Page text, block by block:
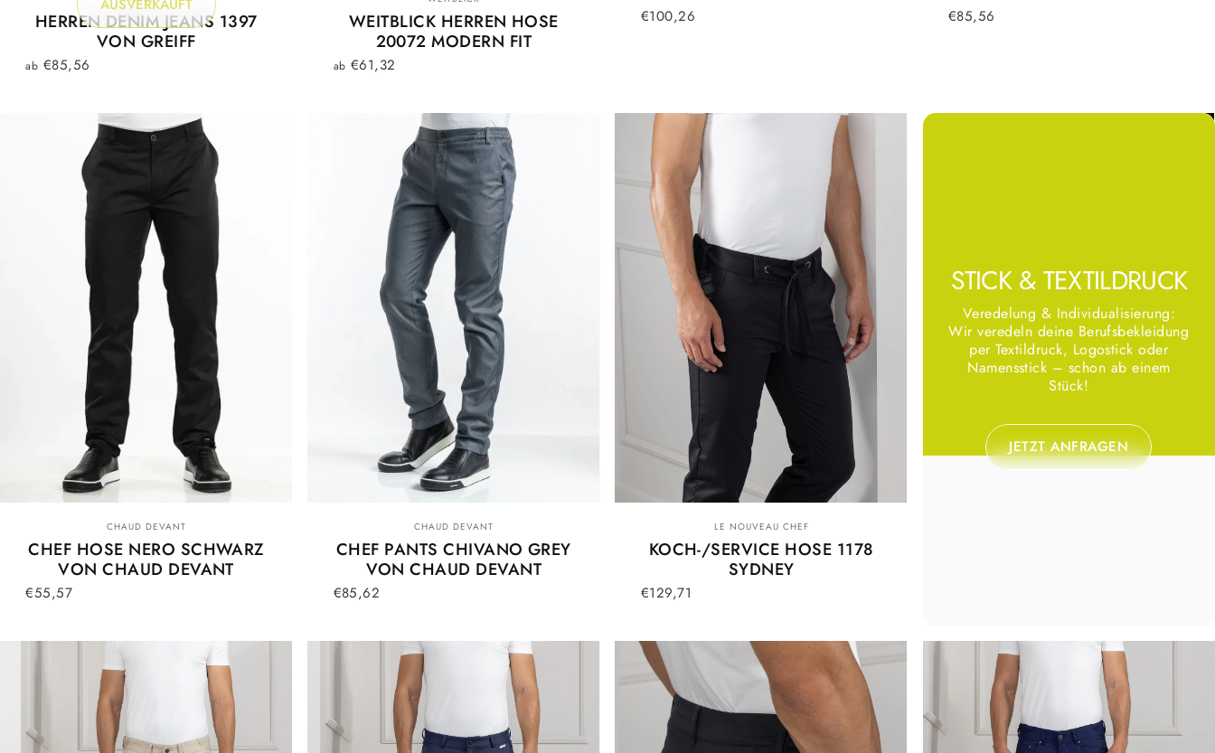
AUSVERKAUFT
HERREN DENIM JEANS 1397
VON GREIFF
ab €85,56
WEITBLICK HERREN HOSE
20072 MODERN FIT
ab €61,32
€100,26 €85,56
Anbieter:
CHAUD DEVANT
CHEF HOSE NERO SCHWARZ
VON CHAUD DEVANT
€55,57
Anbieter:
CHAUD DEVANT
CHEF PANTS CHIVANO GREY
VON CHAUD DEVANT
€85,62
Anbieter:
LE NOUVEAU CHEF
KOCH-/SERVICE HOSE 1178
SYDNEY
€129,71
STICK & TEXTILDRUCK
Veredelung & Individualisierung:
Wir veredeln deine Berufsbekleidung
per Textildruck, Logostick oder
Namensstick – schon ab einem
Stück!
JETZT ANFRAGEN